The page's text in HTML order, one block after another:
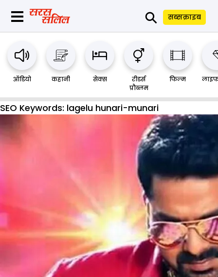
⚲ सब्सक्राइब
ऑडियो कहानी सेक्स
रीडर्स
प्रौब्लम
फिल्म
SEO Keywords: lagelu hunari-munari